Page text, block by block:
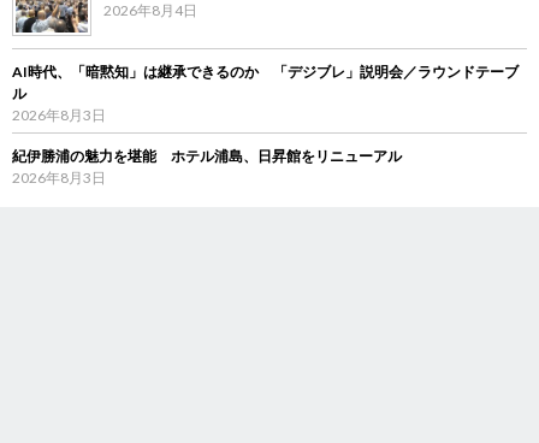
2026年8月4日
AI時代、「暗黙知」は継承できるのか 「デジブレ」説明会／ラウンドテーブ
ル
2026年8月3日
紀伊勝浦の魅力を堪能 ホテル浦島、日昇館をリニューアル
2026年8月3日